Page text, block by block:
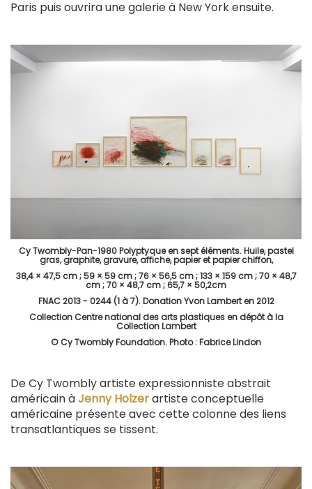
Paris puis ouvrira une galerie à New York ensuite.
Cy Twombly-Pan-1980 Polyptyque en sept éléments. Huile, pastel
gras, graphite, gravure, affiche, papier et papier chiffon,
38,4 × 47,5 cm ; 59 × 59 cm ; 76 × 56,5 cm ; 133 × 159 cm ; 70 × 48,7
cm ; 70 × 48,7 cm ; 65,7 × 50,2cm
FNAC 2013 - 0244 (1 à 7). Donation Yvon Lambert en 2012
Collection Centre national des arts plastiques en dépôt à la
Collection Lambert
© Cy Twombly Foundation. Photo : Fabrice Lindon
De Cy Twombly artiste expressionniste abstrait
américain àJenny Holzerartiste conceptuelle
américaine présente avec cette colonne des liens
transatlantiques se tissent.